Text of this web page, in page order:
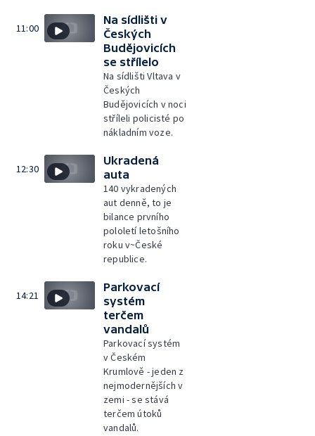
11:00
Na sídlišti v
Českých
Budějovicích
se střílelo
Na sídlišti Vltava v
Českých
Budějovicích v noci
stříleli policisté po
nákladním voze.
12:30
Ukradená
auta
140 vykradených
aut denně, to je
bilance prvního
pololetí letošního
roku v~České
republice.
14:21
Parkovací
systém
terčem
vandalů
Parkovací systém
v Českém
Krumlově - jeden z
nejmodernějších v
zemi - se stává
terčem útoků
vandalů.